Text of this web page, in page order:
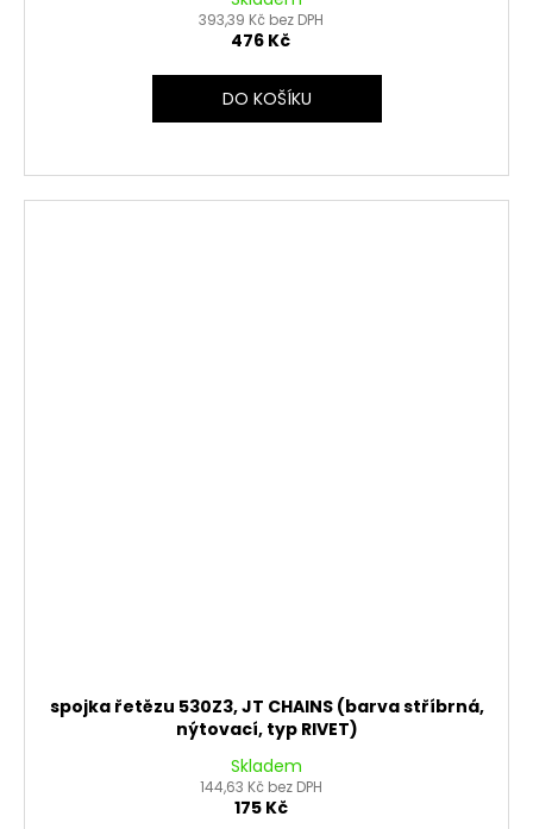
393,39 Kč bez DPH
476 Kč
DO KOŠÍKU
spojka řetězu 530Z3, JT CHAINS (barva stříbrná,
nýtovací, typ RIVET)
Skladem
144,63 Kč bez DPH
175 Kč